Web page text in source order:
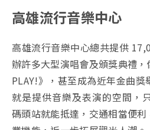
高雄流行音樂中心
高雄流行音樂中心總共提供
辦許多大型演唱會及頒獎典禮，
PLAY!》，甚至成為近年金曲
就是提供音樂及表演的空間，
碼頭站就能抵達，交通相當便